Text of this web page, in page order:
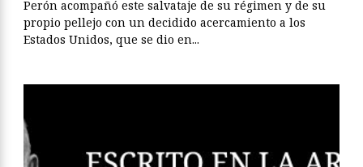
Perón acompañó este salvataje de su régimen y de su
propio pellejo con un decidido acercamiento a los
Estados Unidos, que se dio en...